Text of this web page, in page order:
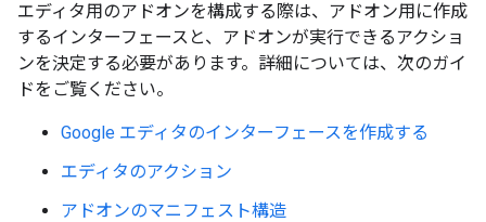
エディタ用のアドオンを構成する際は、アドオン用に作成
するインターフェースと、アドオンが実行できるアクショ
ンを決定する必要があります。詳細については、次のガイ
ドをご覧ください。
Google エディタのインターフェースを作成する
エディタのアクション
アドオンのマニフェスト構造